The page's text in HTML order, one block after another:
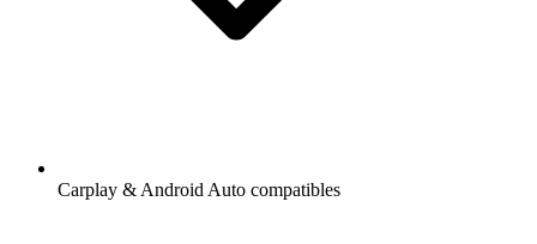
Carplay & Android Auto compatibles